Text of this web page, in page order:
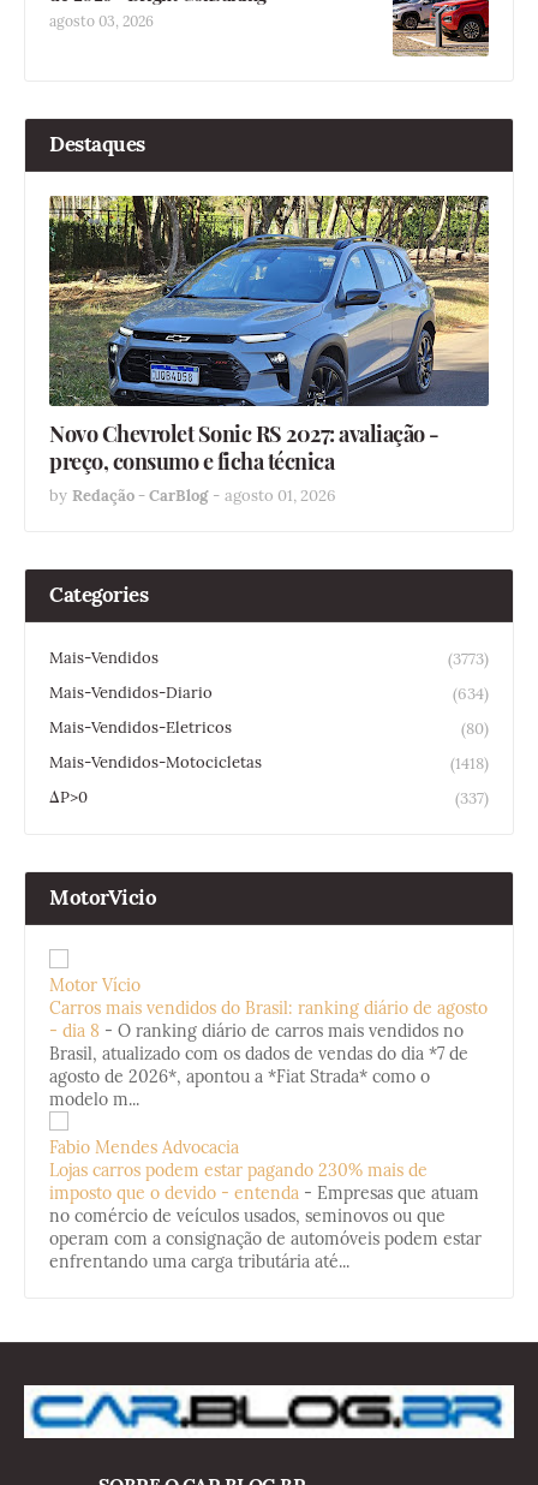
agosto 03, 2026
Destaques
Novo Chevrolet Sonic RS 2027: avaliação -
preço, consumo e ficha técnica
by Redação - CarBlog - agosto 01, 2026
Categories
Mais-Vendidos
(3773)
Mais-Vendidos-Diario
(634)
Mais-Vendidos-Eletricos
(80)
Mais-Vendidos-Motocicletas
(1418)
ΔP>0
(337)
MotorVicio
Motor Vício
Carros mais vendidos do Brasil: ranking diário de agosto
- dia 8 - O ranking diário de carros mais vendidos no
Brasil, atualizado com os dados de vendas do dia *7 de
agosto de 2026*, apontou a *Fiat Strada* como o
modelo m...
Fabio Mendes Advocacia
Lojas carros podem estar pagando 230% mais de
imposto que o devido - entenda - Empresas que atuam
no comércio de veículos usados, seminovos ou que
operam com a consignação de automóveis podem estar
enfrentando uma carga tributária até...